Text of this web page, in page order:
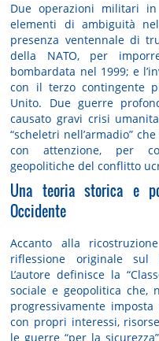
Due operazioni militari
elementi di ambiguità
presenza ventennale di
della NATO, per
bombardata nel 1999; e
con il terzo contingente
Unito. Due guerre
causato gravi crisi
“scheletri nell’armadio”
con attenzione, per
geopolitiche del conflitto
Una teoria storica e
Occidente
Accanto alla
riflessione originale sul
L’autore definisce la
sociale e geopolitica che,
progressivamente
con propri interessi,
le guerre “per la